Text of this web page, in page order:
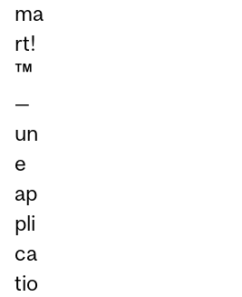
ma
rt!
™
—
un
e
ap
pli
ca
tio